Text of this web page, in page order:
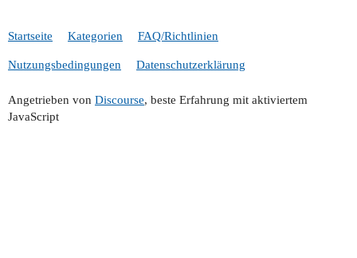
Startseite Kategorien FAQ/Richtlinien
Nutzungsbedingungen Datenschutzerklärung
Angetrieben von Discourse, beste Erfahrung mit aktiviertem
JavaScript